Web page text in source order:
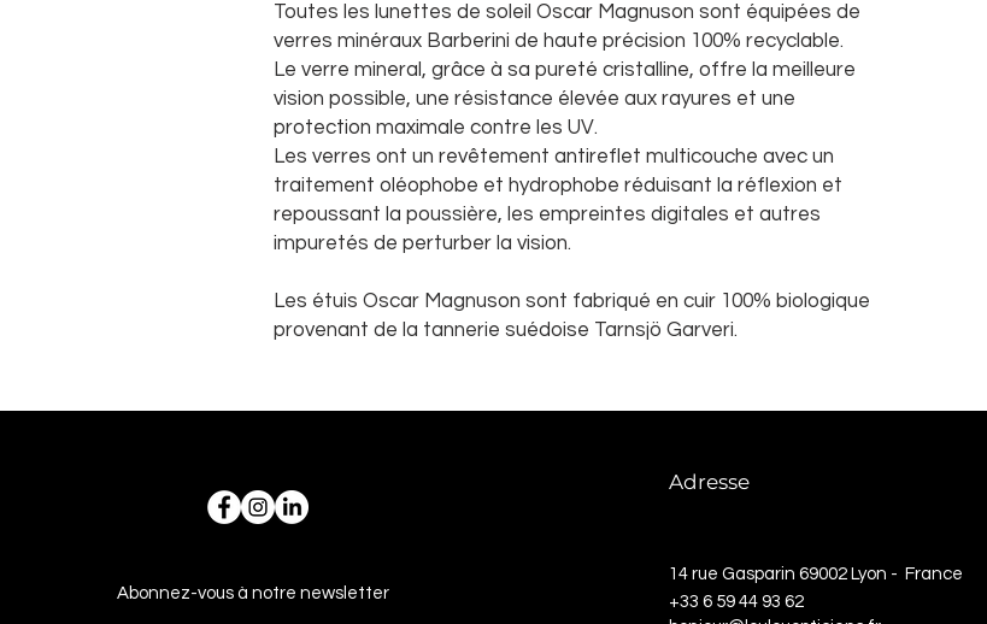
Toutes les lunettes de soleil Oscar Magnuson sont équipées de
verres minéraux Barberini de haute précision 100% recyclable.
Le verre mineral, grâce à sa pureté cristalline, offre la meilleure
vision possible, une résistance élevée aux rayures et une
protection maximale contre les UV.
Les verres ont un revêtement antireflet multicouche avec un
traitement oléophobe et hydrophobe réduisant la réflexion et
repoussant la poussière, les empreintes digitales et autres
impuretés de perturber la vision.
Les étuis Oscar Magnuson sont fabriqué en cuir 100% biologique
provenant de la tannerie suédoise Tarnsjö Garveri.
Abonnez-vous à notre newsletter
Adresse
14 rue Gasparin 69002 Lyon - France
+33 6 59 44 93 62